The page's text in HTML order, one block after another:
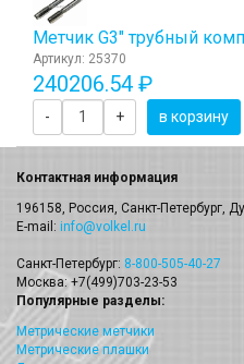
Метчик G3" трубный
Артикул: 25370
240206.54 ₽
- + в корзину
Контактная информация
196158, Россия, Санкт-Петербург,
E-mail: info@volkel.ru
Санкт-Петербург: 8-800-505-40-27
Москва: +7(499)703-23-53
Популярные разделы:
Метрические метчики
Метрические плашки